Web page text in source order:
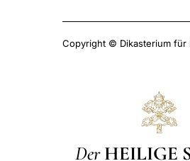
Copyright © Dikasterium für
Der HEILIGE